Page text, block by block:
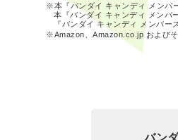
※本『バンダイ キャンディ メンバ
本『バンダイ キャンディ メンバ
『バンダイ キャンディ メンバー
※Amazon、Amazon.co.jp および